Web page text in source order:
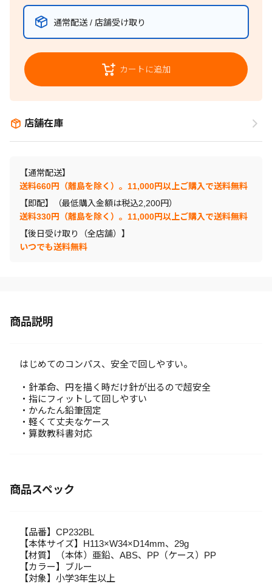
通常配送 / 店舗受け取り
カートに追加
店舗在庫
【通常配送】
送料660円（離島を除く）。11,000円以上ご購入で送料無料
【即配】（最低購入金額は税込2,200円）
送料330円（離島を除く）。11,000円以上ご購入で送料無料
【後日受け取り（全店舗）】
いつでも送料無料
商品説明
はじめてのコンパス、安全で回しやすい。
・針革命、円を描く時だけ針が出るので超安全
・指にフィットして回しやすい
・かんたん鉛筆固定
・軽くて丈夫なケース
・算数教科書対応
商品スペック
【品番】CP232BL
【本体サイズ】H113×W34×D14mm、29g
【材質】（本体）亜鉛、ABS、PP（ケース）PP
【カラー】ブルー
【対象】小学3年生以上